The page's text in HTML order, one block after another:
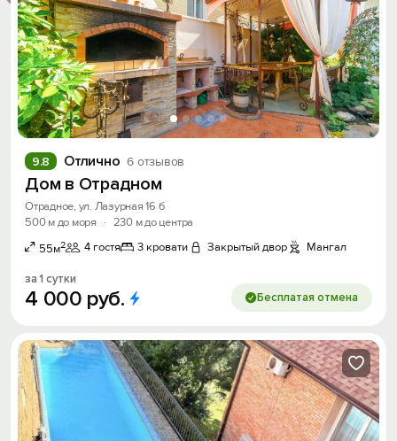
Отлично 6 отзывов
9.8
Дом в Отрадном
Отрадное, ул. Лазурная 16 б
500 м до моря
· 230 м до центра
55м2 4 гостя 3 кровати Закрытый двор Мангал
за 1 сутки
4 000 руб. Бесплатая отмена